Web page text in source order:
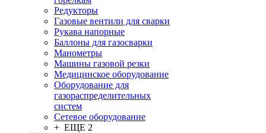
Редукторы
Газовые вентили для сварки
Рукава напорные
Баллоны для газосварки
Манометры
Машины газовой резки
Медицинское оборудование
Оборудование для
газораспределительных
систем
Сетевое оборудование
+ ЕЩЕ 2